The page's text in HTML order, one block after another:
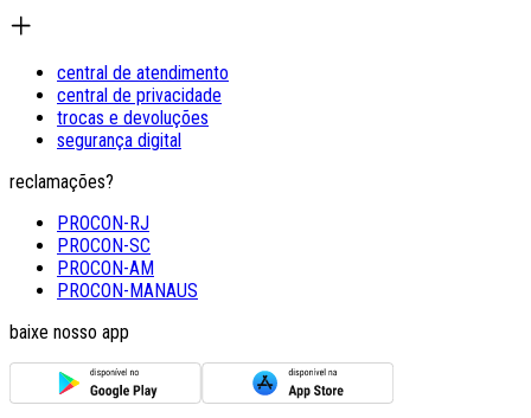
central de atendimento
central de privacidade
trocas e devoluções
segurança digital
reclamações?
PROCON-RJ
PROCON-SC
PROCON-AM
PROCON-MANAUS
baixe nosso app